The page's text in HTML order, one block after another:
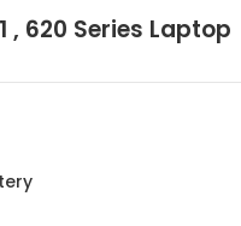
, 620 Series Laptop